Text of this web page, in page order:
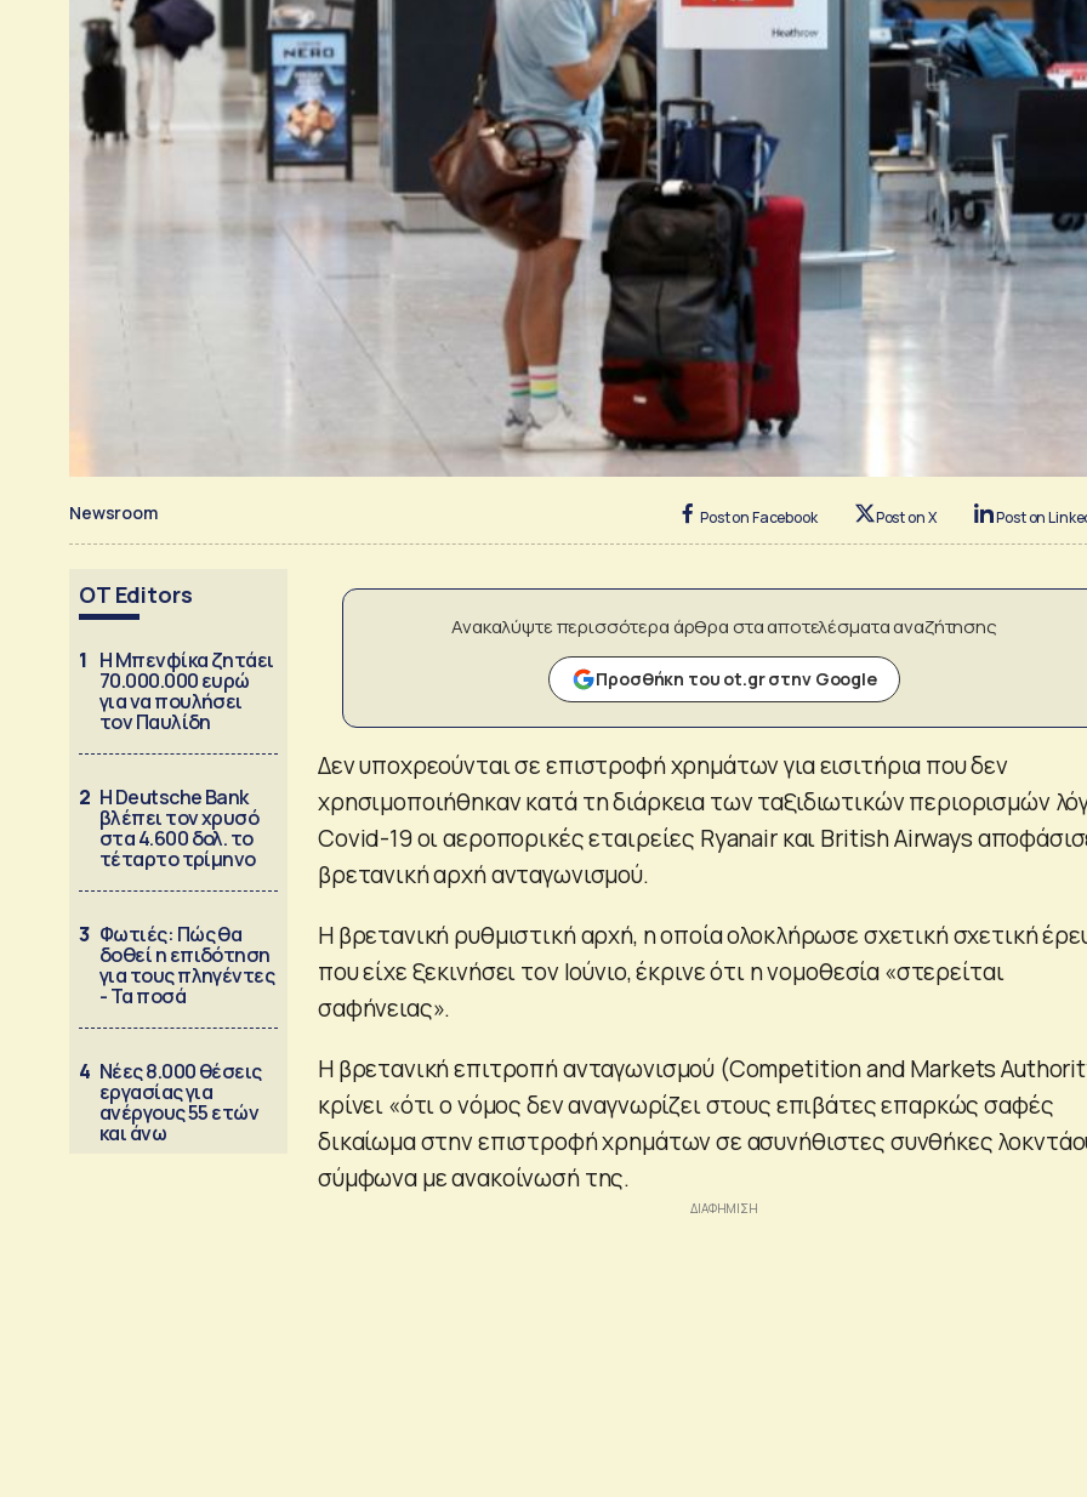
Newsroom Post on Facebook Post on X Post on
OT Editors
1 Η Μπενφίκα ζητάει
70.000.000 ευρώ
για να πουλήσει
τον Παυλίδη
2 Η Deutsche Bank
βλέπει τον χρυσό
στα 4.600 δολ. το
τέταρτο τρίμηνο
3 Φωτιές: Πώς θα
δοθεί η επιδότηση
για τους πληγέντες
- Τα ποσά
4 Νέες 8.000 θέσεις
εργασίας για
ανέργους 55 ετών
και άνω
Ανακαλύψτε περισσότερα άρθρα στα αποτελέσματα αναζήτησης
Προσθήκη του ot.gr στην Google
Δεν υποχρεούνται σε επιστροφή χρημάτων για εισιτήρια που δεν
χρησιμοποιήθηκαν κατά τη διάρκεια των ταξιδιωτικών περιορισμών
Covid-19 οι αεροπορικές εταιρείες Ryanair και British Airways
βρετανική αρχή ανταγωνισμού.
Η βρετανική ρυθμιστική αρχή, η οποία ολοκλήρωσε σχετική σχετική
που είχε ξεκινήσει τον Ιούνιο, έκρινε ότι η νομοθεσία «στερείται
σαφήνειας».
Η βρετανική επιτροπή ανταγωνισμού (Competition and Markets
κρίνει «ότι ο νόμος δεν αναγνωρίζει στους επιβάτες επαρκώς σαφές
δικαίωμα στην επιστροφή χρημάτων σε ασυνήθιστες συνθήκες
σύμφωνα με ανακοίνωσή της.